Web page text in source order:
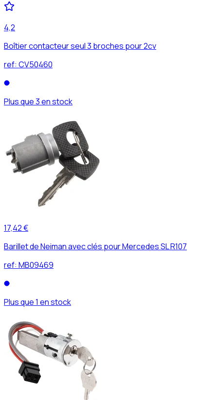
4,2
Boîtier contacteur seul 3 broches pour 2cv
ref: CV50460
Plus que 3 en stock
17,42 €
Barillet de Neiman avec clés pour Mercedes SL R107
ref: MB09469
Plus que 1 en stock